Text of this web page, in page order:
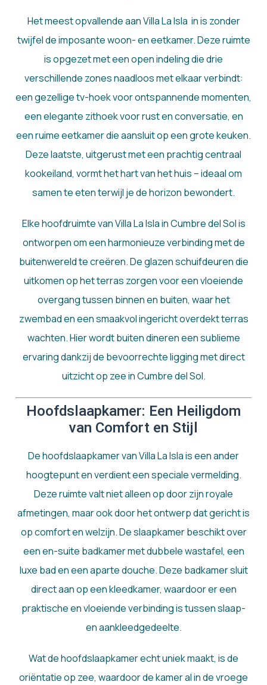
Het meest opvallende aan Villa La Isla in is zonder
twijfel de imposante woon- en eetkamer. Deze ruimte
is opgezet met een open indeling die drie
verschillende zones naadloos met elkaar verbindt:
een gezellige tv-hoek voor ontspannende momenten,
een elegante zithoek voor rust en conversatie, en
een ruime eetkamer die aansluit op een grote keuken.
Deze laatste, uitgerust met een prachtig centraal
kookeiland, vormt het hart van het huis – ideaal om
samen te eten terwijl je de horizon bewondert.
Elke hoofdruimte van Villa La Isla in Cumbre del Sol is
ontworpen om een harmonieuze verbinding met de
buitenwereld te creëren. De glazen schuifdeuren die
uitkomen op het terras zorgen voor een vloeiende
overgang tussen binnen en buiten, waar het
zwembad en een smaakvol ingericht overdekt terras
wachten. Hier wordt buiten dineren een sublieme
ervaring dankzij de bevoorrechte ligging met direct
uitzicht op zee in Cumbre del Sol.
Hoofdslaapkamer: Een Heiligdom
van Comfort en Stijl
De hoofdslaapkamer van Villa La Isla is een ander
hoogtepunt en verdient een speciale vermelding.
Deze ruimte valt niet alleen op door zijn royale
afmetingen, maar ook door het ontwerp dat gericht is
op comfort en welzijn. De slaapkamer beschikt over
een en-suite badkamer met dubbele wastafel, een
luxe bad en een aparte douche. Deze badkamer sluit
direct aan op een kleedkamer, waardoor er een
praktische en vloeiende verbinding is tussen slaap-
en aankleedgedeelte.
Wat de hoofdslaapkamer echt uniek maakt, is de
oriëntatie op zee, waardoor de kamer al in de vroege